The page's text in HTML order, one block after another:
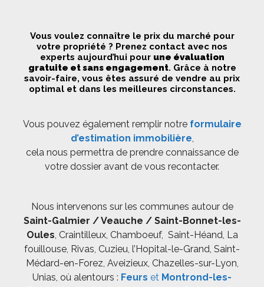
Vous voulez connaître le prix du marché pour
votre propriété ? Prenez contact avec nos
experts aujourd’hui pour une évaluation
gratuite et sans engagement. Grâce à notre
savoir-faire, vous êtes assuré de vendre au prix
optimal et dans les meilleures circonstances.
Vous pouvez également remplir notre formulaire
d’estimation immobilière,
cela nous permettra de prendre connaissance de
votre dossier avant de vous recontacter.
Nous intervenons sur les communes autour de
Saint-Galmier / Veauche / Saint-Bonnet-les-
Oules, Craintilleux, Chamboeuf, Saint-Héand, La
fouillouse, Rivas, Cuzieu, l’Hopital-le-Grand, Saint-
Médard-en-Forez, Aveizieux, Chazelles-sur-Lyon,
Unias, où alentours : Feurs et Montrond-les-